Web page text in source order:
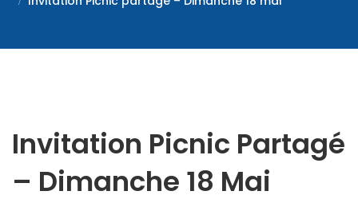
Invitation Picnic Partagé
– Dimanche 18 Mai